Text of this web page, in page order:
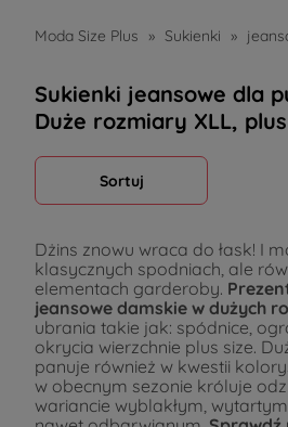
Moda Size Plus » Sukienki »
Sukienki jeansowe dla
Duże rozmiary XLL,
Sortuj
Dżins znowu wraca do łask! I
klasycznych spodniach, ale
elementach garderoby.
jeansowe damskie w dużych
ubrania takie jak: spódnice,
okrycia wierzchnie plus size.
panuje również w kwestii
w obecnym sezonie króluje
wariancie wyblakłym,